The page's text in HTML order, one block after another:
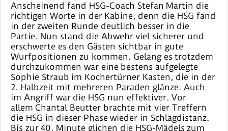
Anscheinend fand HSG-Coach Stefan Martin die
richtigen Worte in der Kabine, denn die HSG fand
in der zweiten Runde deutlich besser in die
Partie. Nun stand die Abwehr viel sicherer und
erschwerte es den Gästen sichtbar in gute
Wurfpositionen zu kommen. Gelang es trotzdem
durchzukommen war eine bestens aufgelegte
Sophie Straub im Kochertürner Kasten, die in der
2. Halbzeit mit mehreren Paraden glänze. Auch
im Angriff war die HSG nun effektiver. Vor
allem Chantal Beutter brachte mit vier Treffern
die HSG in dieser Phase wieder in Schlagdistanz.
Bis zur 40. Minute glichen die HSG-Mädels zum